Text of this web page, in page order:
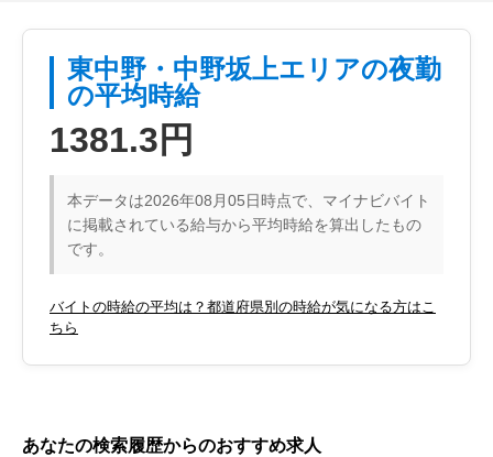
東中野・中野坂上エリアの夜勤
の平均時給
1381.3円
本データは2026年08月05日時点で、マイナビバイト
に掲載されている給与から平均時給を算出したもの
です。
バイトの時給の平均は？都道府県別の時給が気になる方はこ
ちら
あなたの検索履歴からのおすすめ求人